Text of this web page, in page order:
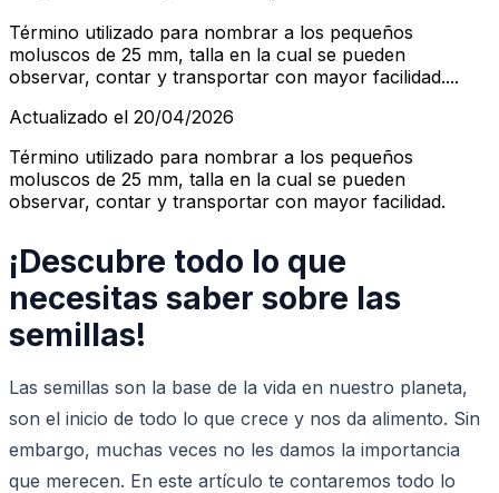
Término utilizado para nombrar a los pequeños
moluscos de 25 mm, talla en la cual se pueden
observar, contar y transportar con mayor facilidad....
Actualizado el 20/04/2026
Término utilizado para nombrar a los pequeños
moluscos de 25 mm, talla en la cual se pueden
observar, contar y transportar con mayor facilidad.
¡Descubre todo lo que
necesitas saber sobre las
semillas!
Las semillas son la base de la vida en nuestro planeta,
son el inicio de todo lo que crece y nos da alimento. Sin
embargo, muchas veces no les damos la importancia
que merecen. En este artículo te contaremos todo lo